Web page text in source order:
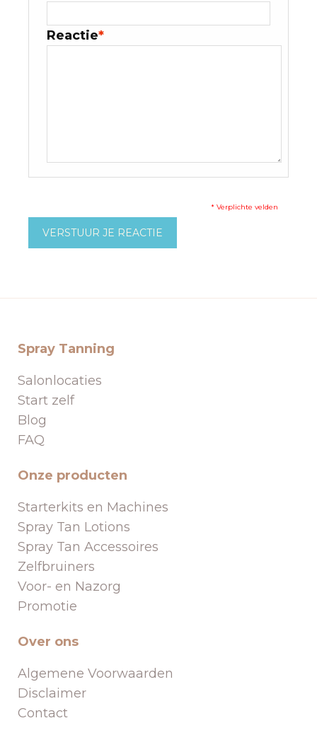
Reactie*
* Verplichte velden
VERSTUUR JE REACTIE
Spray Tanning
Salonlocaties
Start zelf
Blog
FAQ
Onze producten
Starterkits en Machines
Spray Tan Lotions
Spray Tan Accessoires
Zelfbruiners
Voor- en Nazorg
Promotie
Over ons
Algemene Voorwaarden
Disclaimer
Contact